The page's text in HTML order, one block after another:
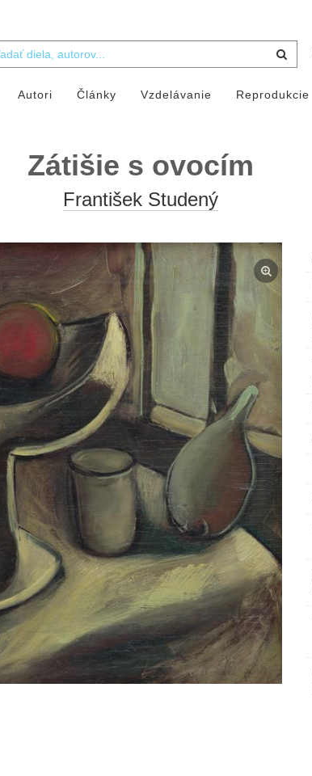
Autori Články Vzdelávanie Reprodukcie
Zátišie s ovocím
František Studený